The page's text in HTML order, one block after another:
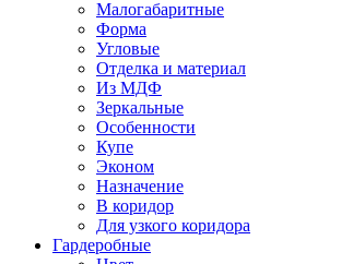
Малогабаритные
Форма
Угловые
Отделка и материал
Из МДФ
Зеркальные
Особенности
Купе
Эконом
Назначение
В коридор
Для узкого коридора
Гардеробные